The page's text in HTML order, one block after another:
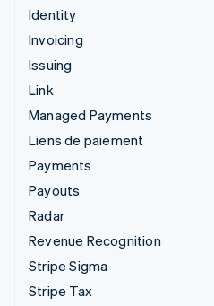
Identity
Invoicing
Issuing
Link
Managed Payments
Liens de paiement
Payments
Payouts
Radar
Revenue Recognition
Stripe Sigma
Stripe Tax